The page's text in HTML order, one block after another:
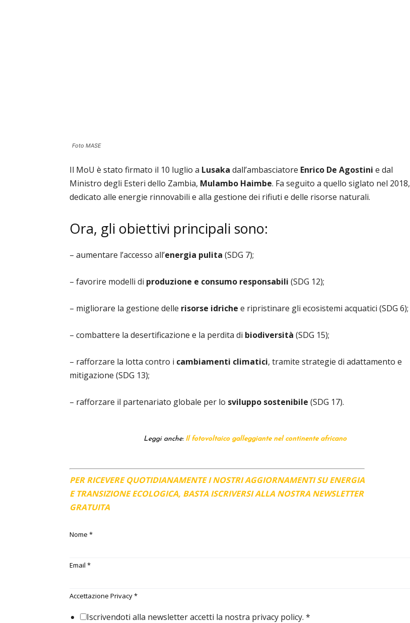
Foto MASE
Il MoU è stato firmato il 10 luglio a Lusaka dall’ambasciatore Enrico De Agostini e dal
Ministro degli Esteri dello Zambia, Mulambo Haimbe. Fa seguito a quello siglato nel 2018,
dedicato alle energie rinnovabili e alla gestione dei rifiuti e delle risorse naturali.
Ora, gli obiettivi principali sono:
– aumentare l’accesso all’energia pulita (SDG 7);
– favorire modelli di produzione e consumo responsabili (SDG 12);
– migliorare la gestione delle risorse idriche e ripristinare gli ecosistemi acquatici (SDG 6);
– combattere la desertificazione e la perdita di biodiversità (SDG 15);
– rafforzare la lotta contro i cambiamenti climatici, tramite strategie di adattamento e
mitigazione (SDG 13);
– rafforzare il partenariato globale per lo sviluppo sostenibile (SDG 17).
Leggi anche: Il fotovoltaico galleggiante nel continente africano
PER RICEVERE QUOTIDIANAMENTE I NOSTRI AGGIORNAMENTI SU ENERGIA
E TRANSIZIONE ECOLOGICA, BASTA ISCRIVERSI ALLA NOSTRA NEWSLETTER
GRATUITA
Nome *
Email *
Accettazione Privacy*
Iscrivendoti alla newsletter accetti la nostra privacy policy. *